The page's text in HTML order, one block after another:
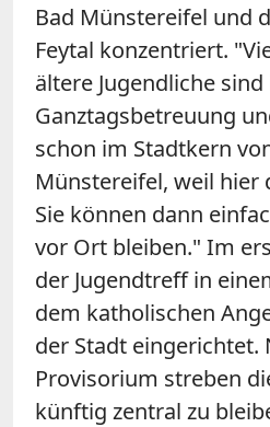
Bad Münstereifel und
Feytal konzentriert.
ältere Jugendliche
Ganztagsbetreuung
schon im Stadtkern
Münstereifel, weil hier
Sie können dann
vor Ort bleiben." Im
der Jugendtreff in
dem katholischen
der Stadt eingerichtet.
Provisorium streben
künftig zentral zu